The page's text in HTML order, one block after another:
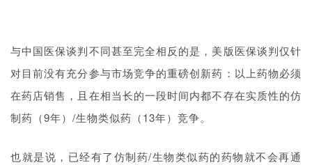
与中国医保谈判不同甚至完全相反的是，美版医保谈判仅针
对目前没有充分参与市场竞争的重磅创新药：以上药物必须
在药店销售，且在相当长的一段时间内都不存在实质性的仿
制药（9年）/生物类似药（13年）竞争。
也就是说，已经有了仿制药/生物类似药的药物就不会再通